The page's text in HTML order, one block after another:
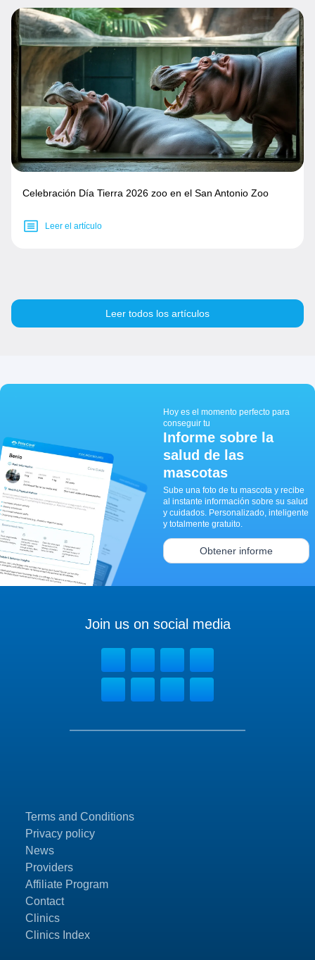
Celebración Día Tierra 2026 zoo en el San Antonio Zoo
Leer el artículo
Leer todos los artículos
Hoy es el momento perfecto para
conseguir tu
Informe sobre la
salud de las
mascotas
Sube una foto de tu mascota y recibe
al instante información sobre su salud
y cuidados. Personalizado, inteligente
y totalmente gratuito.
Obtener informe
Terms and Conditions
Privacy policy
News
Providers
Affiliate Program
Contact
Clinics
Clinics Index
Join us on social media